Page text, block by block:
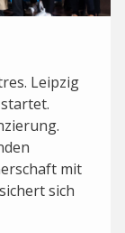
Leipzig
mit
sich